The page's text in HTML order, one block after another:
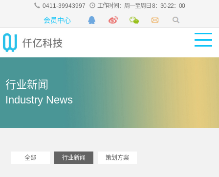
0411-39943997 工作时间：周一至周日 8：30-22：00
会员中心
行业新闻
Industry News
全部 行业新闻 策划方案